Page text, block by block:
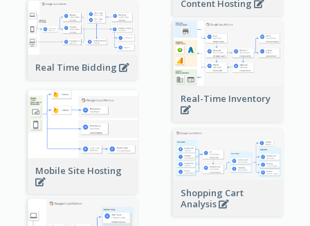
Content Hosting
Real Time Bidding
Real-Time Inventory
Mobile Site Hosting
Shopping Cart
Analysis